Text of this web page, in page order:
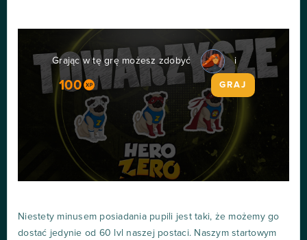
Grając w tę grę możesz zdobyć i
100 GRAJ
Niestety minusem posiadania pupili jest taki, że możemy go
dostać jedynie od 60 lvl naszej postaci. Naszym startowym